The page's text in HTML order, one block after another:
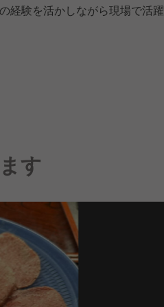
経験を活かしながら現場で活躍
す